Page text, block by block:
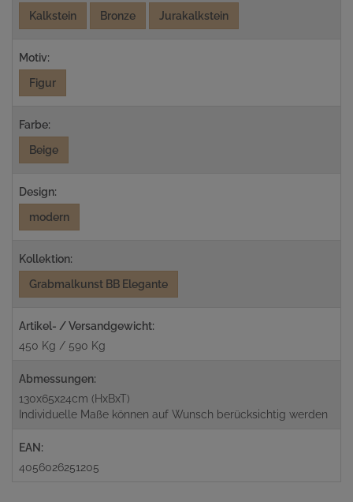
Kalkstein
Bronze Jurakalkstein
Motiv:
Figur
Farbe:
Beige
Design:
modern
Kollektion:
Grabmalkunst BB Elegante
Artikel- / Versandgewicht:
450 Kg / 590 Kg
Abmessungen:
130x65x24cm (HxBxT)
Individuelle Maße können auf Wunsch berücksichtig werden
EAN:
4056026251205